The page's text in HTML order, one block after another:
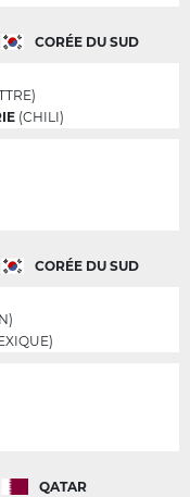
CORÉE DU SUD
(CHILI)
CORÉE DU SUD
QATAR